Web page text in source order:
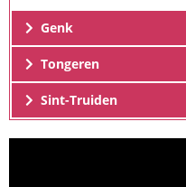
Genk
Tongeren
Sint-Truiden